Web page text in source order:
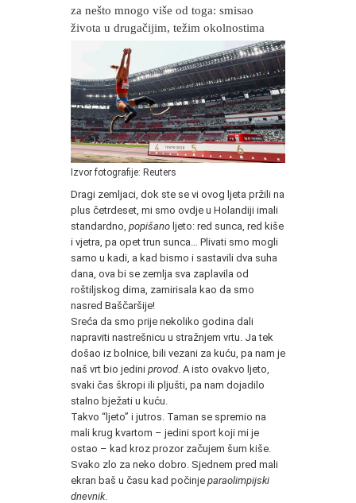
za nešto mnogo više od toga: smisao
života u drugačijim, težim okolnostima
Izvor fotografije: Reuters
Dragi zemljaci, dok ste se vi ovog ljeta pržili na
plus četrdeset, mi smo ovdje u Holandiji imali
standardno, popišano ljeto: red sunca, red kiše
i vjetra, pa opet trun sunca… Plivati smo mogli
samo u kadi, a kad bismo i sastavili dva suha
dana, ova bi se zemlja sva zaplavila od
roštiljskog dima, zamirisala kao da smo
nasred Baščaršije!
Sreća da smo prije nekoliko godina dali
napraviti nastrešnicu u stražnjem vrtu. Ja tek
došao iz bolnice, bili vezani za kuću, pa nam je
naš vrt bio jedini provod. A isto ovakvo ljeto,
svaki čas škropi ili pljušti, pa nam dojadilo
stalno bježati u kuću.
Takvo “ljeto” i jutros. Taman se spremio na
mali krug kvartom – jedini sport koji mi je
ostao – kad kroz prozor začujem šum kiše.
Svako zlo za neko dobro. Sjednem pred mali
ekran baš u času kad počinje paraolimpijski
dnevnik.